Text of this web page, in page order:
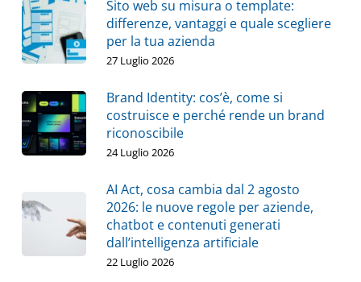
Sito web su misura o template:
differenze, vantaggi e quale scegliere
per la tua azienda
27 Luglio 2026
Brand Identity: cos’è, come si
costruisce e perché rende un brand
riconoscibile
24 Luglio 2026
AI Act, cosa cambia dal 2 agosto
2026: le nuove regole per aziende,
chatbot e contenuti generati
dall’intelligenza artificiale
22 Luglio 2026